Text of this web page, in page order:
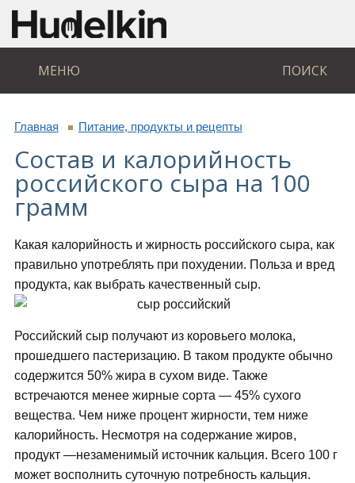
МЕНЮ ПОИСК
Главная Питание, продукты и рецепты
Состав и калорийность
российского сыра на 100
грамм
Какая калорийность и жирность российского сыра, как
правильно употреблять при похудении. Польза и вред
продукта, как выбрать качественный сыр.
Российский сыр получают из коровьего молока,
прошедшего пастеризацию. В таком продукте обычно
содержится 50% жира в сухом виде. Также
встречаются менее жирные сорта — 45% сухого
вещества. Чем ниже процент жирности, тем ниже
калорийность. Несмотря на содержание жиров,
продукт —незаменимый источник кальция. Всего 100 г
может восполнить суточную потребность кальция.